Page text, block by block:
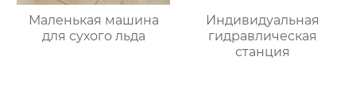
Маленькая машина
для сухого льда
Индивидуальная
гидравлическая
станция